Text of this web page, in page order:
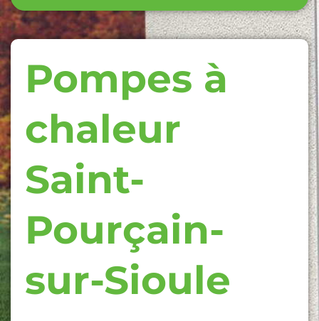
Pompes à
chaleur
Saint-
Pourçain-
sur-Sioule